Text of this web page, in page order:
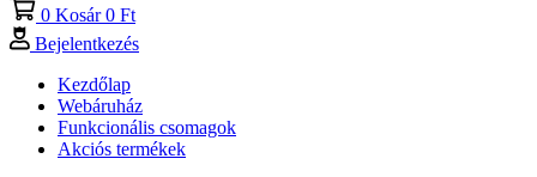
0 Kosár0 Ft
Bejelentkezés
Kezdőlap
Webáruház
Funkcionális csomagok
Akciós termékek